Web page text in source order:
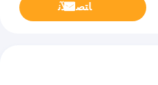
ﺎﺘﺼﻟ ﺍﻶﻧ